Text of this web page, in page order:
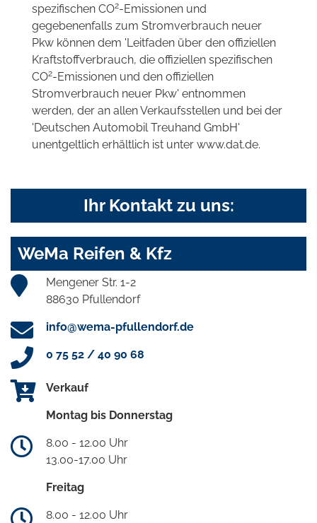
spezifischen CO2-Emissionen und
gegebenenfalls zum Stromverbrauch neuer
Pkw können dem 'Leitfaden über den offiziellen
Kraftstoffverbrauch, die offiziellen spezifischen
CO2-Emissionen und den offiziellen
Stromverbrauch neuer Pkw' entnommen
werden, der an allen Verkaufsstellen und bei der
'Deutschen Automobil Treuhand GmbH'
unentgeltlich erhältlich ist unter www.dat.de.
Ihr Kontakt zu uns:
WeMa Reifen & Kfz
Mengener Str. 1-2
88630 Pfullendorf
info@wema-pfullendorf.de
0 75 52 / 40 90 68
Verkauf
Montag bis Donnerstag
8.00 - 12.00 Uhr
13.00-17.00 Uhr
Freitag
8.00 - 12.00 Uhr